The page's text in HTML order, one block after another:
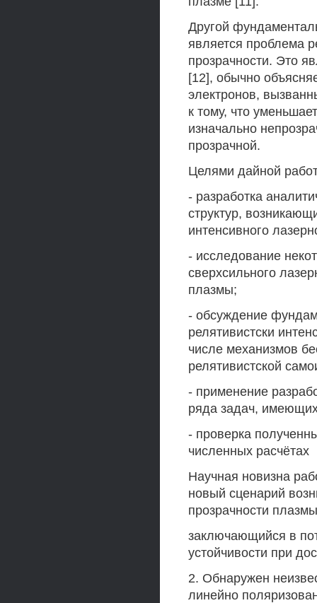
Другой
является проблема
прозрачности. Это
[12], обычно
электронов,
к тому, что
изначально
прозрачной.
Целями дайной
- разработка
структур,
интенсивного
- исследование
сверхсильного
плазмы;
- обсуждение
релятивистски
числе механизмов
релятивистской
- применение
ряда задач,
- проверка
численных расчётах
Научная новизна
новый сценарий
прозрачности
заключающийся в
устойчивости при
2. Обнаружен
линейно